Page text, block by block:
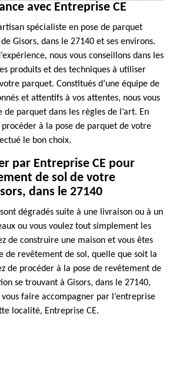
avec Entreprise CE
spécialiste en pose de parquet
Gisors, dans le 27140 et ses environs.
nous vous conseillons dans les
produits et des techniques à utiliser
parquet. Constitués d’une équipe de
et attentifs à vos attentes, nous vous
de parquet dans les règles de l’art. En
procéder à la pose de parquet de votre
le bon choix.
par Entreprise CE pour
de sol de votre
dans le 27140
dégradés suite à une livraison ou à un
ou vous voulez tout simplement les
de construire une maison et vous êtes
de revêtement de sol, quelle que soit la
de procéder à la pose de revêtement de
se trouvant à Gisors, dans le 27140,
faire accompagner par l’entreprise
localité, Entreprise CE.